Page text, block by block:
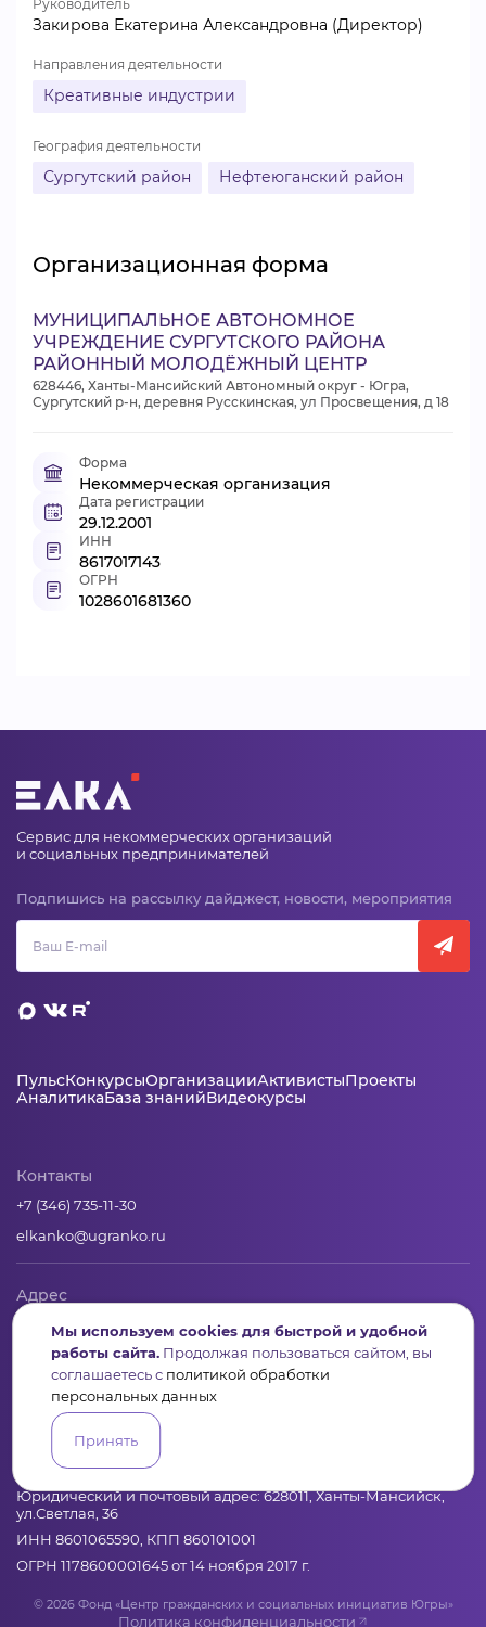
Руководитель
Закирова Екатерина Александровна (Директор)
Направления деятельности
Креативные индустрии
География деятельности
Сургутский район Нефтеюганский район
Организационная форма
МУНИЦИПАЛЬНОЕ АВТОНОМНОЕ
УЧРЕЖДЕНИЕ СУРГУТСКОГО РАЙОНА
РАЙОННЫЙ МОЛОДЁЖНЫЙ ЦЕНТР
628446, Ханты-Мансийский Автономный округ - Югра,
Сургутский р-н, деревня Русскинская, ул Просвещения, д 18
Форма
Некоммерческая организация
Дата регистрации
29.12.2001
ИНН
8617017143
ОГРН
1028601681360
Сервис для некоммерческих организаций
и социальных предпринимателей
Подпишись на рассылку дайджест, новости, мероприятия
ПульсКонкурсыОрганизацииАктивистыПроекты
АналитикаБаза знанийВидеокурсы
Контакты
+7 (346) 735-11-30
elkanko@ugranko.ru
Адрес
628011, Россия, Ханты-Мансийский автономный округ – Югра,
г. Ханты-Мансийск, ул. Светлая 36
Юридическая информация
Региональный грантооператор Фонд «Центр гражданских и
социальных инициатив Югры»
Юридический и почтовый адрес: 628011, Ханты-Мансийск,
ул.Светлая, 36
ИНН 8601065590, КПП 860101001
ОГРН 1178600001645 от 14 ноября 2017 г.
© 2026 Фонд «Центр гражданских и социальных инициатив Югры»
Политика конфиденциальности
Мы используем cookies для быстрой и удобной
работы сайта. Продолжая пользоваться сайтом, вы
соглашаетесь с политикой обработки
персональных данных
Принять